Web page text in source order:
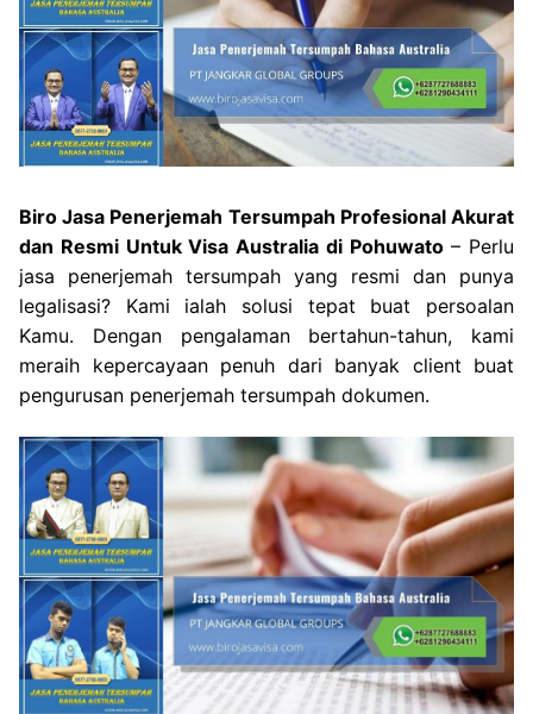
Biro Jasa Penerjemah Tersumpah Profesional Akurat
dan Resmi Untuk Visa Australia di Pohuwato– Perlu
jasa penerjemah tersumpah yang resmi dan punya
legalisasi? Kami ialah solusi tepat buat persoalan
Kamu. Dengan pengalaman bertahun-tahun, kami
meraih kepercayaan penuh dari banyak client buat
pengurusan penerjemah tersumpah dokumen.